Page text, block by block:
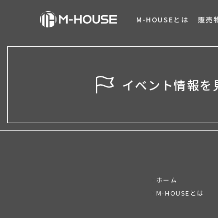
M-HOUSEとは 販売
イベント情報を
ホーム
M-HOUSEとは